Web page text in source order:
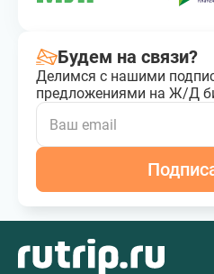
Будем на связи?
Делимся с нашими
предложениями на Ж/Д